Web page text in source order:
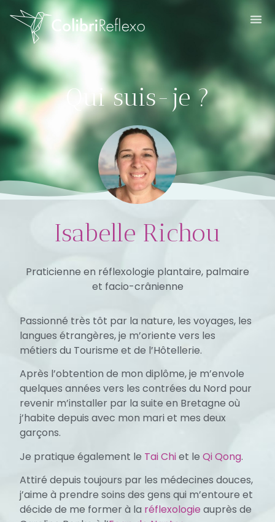
Qui suis-je ?
Isabelle Richou
Praticienne en réflexologie plantaire, palmaire
et facio-crânienne
Passionné très tôt par la nature, les voyages, les
langues étrangères, je m’oriente vers les
métiers du Tourisme et de l’Hôtellerie.
Après l’obtention de mon diplôme, je m’envole
quelques années vers les contrées du Nord pour
revenir m’installer par la suite en Bretagne où
j’habite depuis avec mon mari et mes deux
garçons.
Je pratique également le Tai Chiet leQi Qong.
Attiré depuis toujours par les médecines douces,
j’aime à prendre soins des gens qui m’entoure et
décide de me former à la réflexologie auprès de